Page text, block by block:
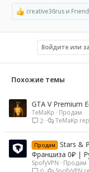
Р
е
а
и
creative36rus и
Войдите или
Похожие темы
GTA V Premium
TeMaKp
Продам
2
TeMaKp
Продам
Stars &
Франшиза 0₽ |
SpofyVPN
Продам